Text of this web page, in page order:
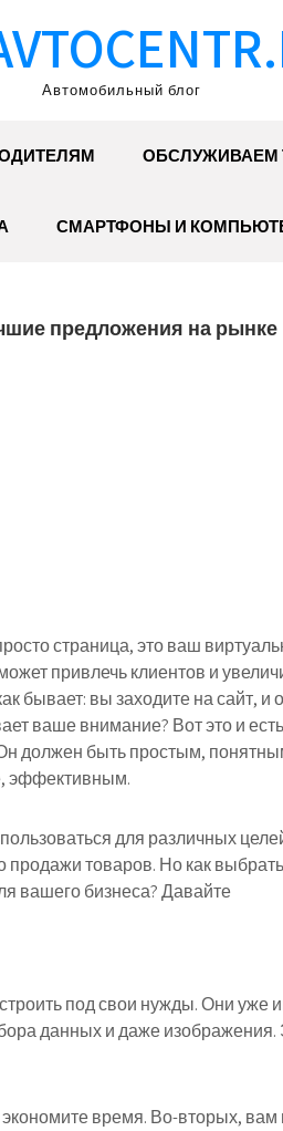
Автомобильный блог
ОБСЛУЖИВАЕМ
СМАРТФОНЫ И
предложения на рынке
страница, это ваш
привлечь клиентов и
бывает: вы заходите на сайт, и
ваше внимание? Вот это и есть
должен быть простым,
эффективным.
для различных
продажи товаров. Но как выбрать
вашего бизнеса? Давайте
под свои нужды. Они уже
данных и даже изображения.
время. Во-вторых, вам